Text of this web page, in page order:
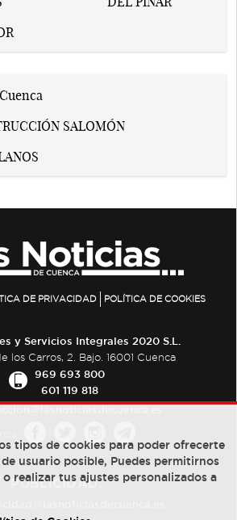
DE PRIVACIDAD POLÍTICA DE COOKIES
y Servicios Integrales 2020 S.L.
los Carros, 2. Bajo. 16001 Cuenca
969 693 800
601 119 818
PUBLICIDAD:
tipos de cookies para poder ofrecerte
usuario posible, Puedes permitirnos
realizar tus ajustes personalizados a